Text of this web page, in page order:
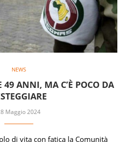
NEWS
49 ANNI, MA C’È POCO DA
Maggio 2024
di vita con fatica la Comunità